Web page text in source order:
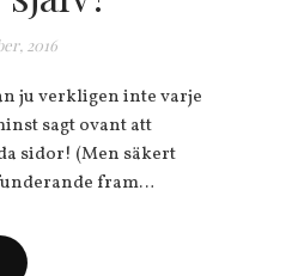
2016
ju verkligen inte varje
sagt ovant att
sidor! (Men säkert
fram…